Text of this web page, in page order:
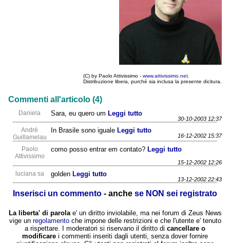
(C) by Paolo Attivissimo - www.attivissimo.net
Distribuzione libera, purché sia inclusa la presente dicitura.
Commenti all'articolo (4)
Daniela Sara, eu quero um Leggi tutto
30-10-2003 12:37
André
Guillamelau
In Brasile sono iguale Leggi tutto
16-12-2002 15:37
Paolo
Attivissimo
como posso entrar em contato? Leggi tutto
15-12-2002 12:26
luciana sa golden Leggi tutto
13-12-2002 22:43
Inserisci un commento - anche se NON sei registrato
La liberta' di parolae' un diritto inviolabile, ma nei forum di Zeus News
vige un regolamentoche impone delle restrizioni e che l'utente e' tenuto
a rispettare. I moderatori si riservano il diritto di cancellare o
modificare i commenti inseriti dagli utenti, senza dover fornire